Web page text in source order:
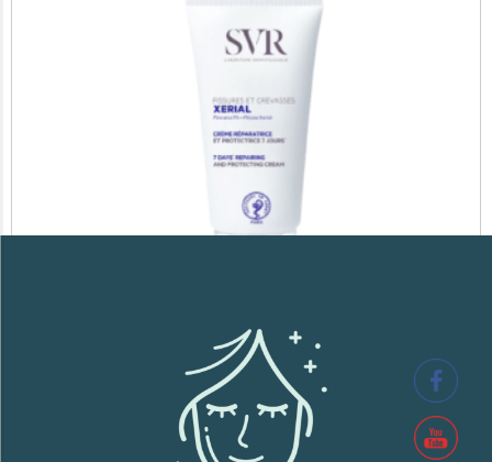
SVR XERIAL FISSURES ET CREVASSES